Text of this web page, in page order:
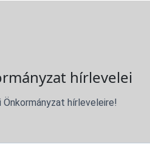
hírlevelei
hírleveleire!